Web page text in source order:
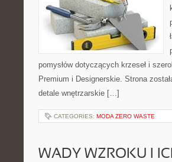
pomysłów dotyczących krzeseł i
Premium i Designerskie. Strona
detale wnętrzarskie […]
CATEGORIES: MODA ZERO WASTE
WADY WZROKU I